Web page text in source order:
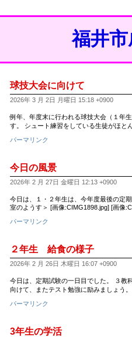
福井
球技大会に向けて
2026年 3 月 2日 月曜日 15:18 +0900
例年、年度末に行われる球技大会（１年
す。 シュート練習をしている生徒がほと
パーマリンク
今日の風景
2026年 2 月 27日 金曜日 12:13 +0900
今日は、１・２年生は、今年度最後の定
室のようす＞ [画像:CIMG1898.jpg] [画像
パーマリンク
２年生 給食の様子
2026年 2 月 26日 木曜日 16:07 +0900
今日は、定期試験の一日目でした。 ３教
向けて、またテスト勉強に励みましょう
パーマリンク
3年生の学活